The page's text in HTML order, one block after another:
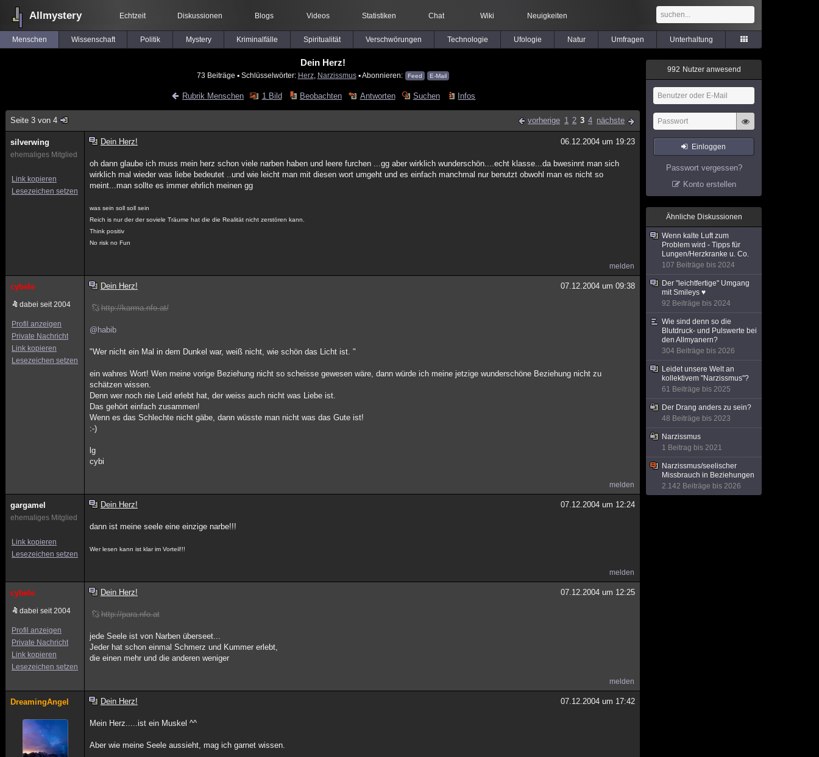
Allmystery Echtzeit Diskussionen Blogs Videos Statistiken Chat Wiki Neuigkeiten
Menschen Wissenschaft Politik Mystery Kriminalfälle Spiritualität Verschwörungen Technologie Ufologie Natur Umfragen Unterhaltung
Dein Herz!
73 Beiträge ▪ Schlüsselwörter: Herz, Narzissmus▪ Abonnieren: Feed E-Mail
Rubrik Menschen 1 Bild Beobachten Antworten Suchen Infos
Seite 3 von 4 vorherige 1 2 3 4 nächste
silverwing
ehemaliges Mitglied
Link kopieren
Lesezeichen setzen
Dein Herz! 06.12.2004 um 19:23
oh dann glaube ich muss mein herz schon viele narben haben und leere furchen ...gg aber wirklich wunderschön....echt klasse...da bwesinnt man sich
wirklich mal wieder was liebe bedeutet ..und wie leicht man mit diesen wort umgeht und es einfach manchmal nur benutzt obwohl man es nicht so
meint...man sollte es immer ehrlich meinen gg
was sein soll soll sein
Reich is nur der der soviele Träume hat die die Realität nicht zerstören kann.
Think positiv
No risk no Fun
melden
cybele
dabei seit 2004
Profil anzeigen
Private Nachricht
Link kopieren
Lesezeichen setzen
Dein Herz! 07.12.2004 um 09:38
http://karma.nfo.at/
@habib
"Wer nicht ein Mal in dem Dunkel war, weiß nicht, wie schön das Licht ist. "
ein wahres Wort! Wen meine vorige Beziehung nicht so scheisse gewesen wäre, dann würde ich meine jetzige wunderschöne Beziehung nicht zu
schätzen wissen.
Denn wer noch nie Leid erlebt hat, der weiss auch nicht was Liebe ist.
Das gehört einfach zusammen!
Wenn es das Schlechte nicht gäbe, dann wüsste man nicht was das Gute ist!
:-)
lg
cybi
melden
gargamel
ehemaliges Mitglied
Link kopieren
Lesezeichen setzen
Dein Herz! 07.12.2004 um 12:24
dann ist meine seele eine einzige narbe!!!
Wer lesen kann ist klar im Vorteil!!!
melden
cybele
dabei seit 2004
Profil anzeigen
Private Nachricht
Link kopieren
Lesezeichen setzen
Dein Herz! 07.12.2004 um 12:25
http://para.nfo.at
jede Seele ist von Narben überseet...
Jeder hat schon einmal Schmerz und Kummer erlebt,
die einen mehr und die anderen weniger
melden
DreamingAngel Dein Herz! 07.12.2004 um 17:42
Mein Herz.....ist ein Muskel ^^
Aber wie meine Seele aussieht, mag ich garnet wissen.
992 Nutzer anwesend
Einloggen
Passwort vergessen?
Konto erstellen
Ähnliche Diskussionen
Wenn kalte Luft zum
Problem wird - Tipps für
Lungen/Herzkranke u. Co.
107 Beiträge bis 2024
Der "leichtfertige" Umgang
mit Smileys ♥
92 Beiträge bis 2024
Wie sind denn so die
Blutdruck- und Pulswerte bei
den Allmyanern?
304 Beiträge bis 2026
Leidet unsere Welt an
kollektivem "Narzissmus"?
61 Beiträge bis 2025
Der Drang anders zu sein?
48 Beiträge bis 2023
Narzissmus
1 Beitrag bis 2021
Narzissmus/seelischer
Missbrauch in Beziehungen
2.142 Beiträge bis 2026